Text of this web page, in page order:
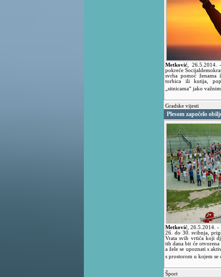
Metković 26.5.2014.
pokreće
svrha pomoć ženama
torbica ili kutija,
„sitnicama“ jako
Gradske vijesti
Plesom započelo
Metković ,26.5.2014.-
26. do 30. svibnja,
Vrata svih vrtića koji
tih dana bit će
a žele se upoznati s
s prostorom u kojem
Šport